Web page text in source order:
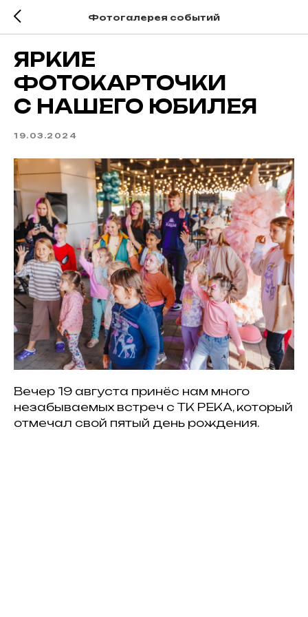
Фотогалерея событий
ЯРКИЕ
ФОТОКАРТОЧКИ
С НАШЕГО ЮБИЛЕЯ
19.03.2024
Вечер 19 августа принёс нам много
незабываемых встреч с ТК РЕКА, который
отмечал свой пятый день рождения.